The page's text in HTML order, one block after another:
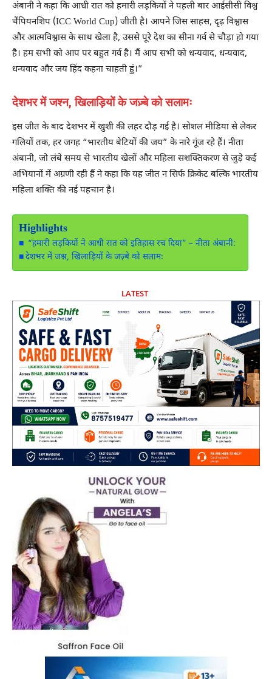
अंबानी ने कहा कि आधी रात को हमारी लड़कियों ने पहली बार आईसीसी विश्व
चैंपियनशिप (ICC World Cup) जीती है। आपने जिस साहस, दृढ़ विश्वास
और आत्मविश्वास के साथ खेला है, उससे पूरे देश का सीना गर्व से चौड़ा हो गया
है। हम सभी को आप पर बहुत गर्व है। मैं आप सभी को धन्यवाद, धन्यवाद,
धन्यवाद और जय हिंद कहना चाहती हुं।”
देशभर में जश्न, खिलाड़ियों के जज़्बे को सलामः
इस जीत के बाद देशभर में खुशी की लहर दौड़ गई है। सोशल मीडिया से लेकर
गलियों तक, हर जगह “भारतीय बेटियों की जय” के नारे गूंज रहे हैं। नीता
अंबानी, जो लंबे समय से भारतीय खेलों और महिला सशक्तिकरण से जुड़े कई
अभियानों में अग्रणी रही हैं ने कहा कि यह जीत न सिर्फ क्रिकेट बल्कि भारतीय
महिला शक्ति की नई पहचान है।
Highlights
“हमारी लड़कियों ने आधी रात को इतिहास रच दिया” – नीता अंबानी:
देशभर में जश्न, खिलाड़ियों के जज़्बे को सलामः
LATEST